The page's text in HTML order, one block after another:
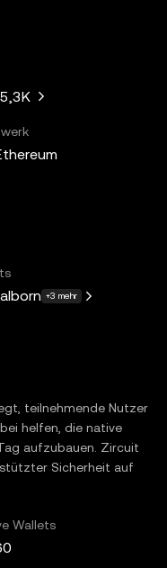
+3 mehr
teilnehmende Nutzer
helfen, die native
aufzubauen. Zircuit
Sicherheit auf
Wallets